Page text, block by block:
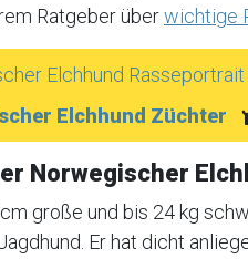
Ratgeber überwichtige
Elchhund Rasseportrait
Elchhund Züchter
Norwegischer
große und bis 24 kg
Er hat dicht